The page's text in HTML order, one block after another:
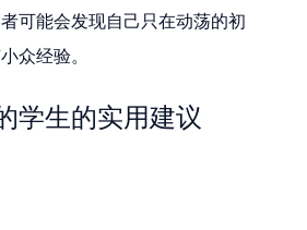
可能会发现自己只在动荡的初
众经验。
学生的实用建议